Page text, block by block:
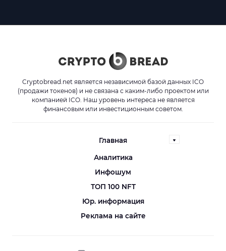
Cryptobread.net является независимой базой данных ICO
(продажи токенов) и не связана с каким-либо проектом или
компанией ICO. Наш уровень интереса не является
финансовым или инвестиционным советом.
Главная
Аналитика
Инфошум
ТОП 100 NFT
Юр. информация
Реклама на сайте